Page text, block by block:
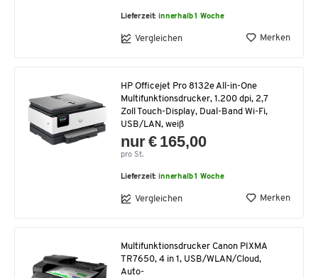
Lieferzeit:innerhalb 1 Woche
Vergleichen Merken
HP Officejet Pro 8132e All-in-One
Multifunktionsdrucker, 1.200 dpi, 2,7
Zoll Touch-Display, Dual-Band Wi-Fi,
USB/LAN, weiß
nur € 165,00
pro St.
Lieferzeit:innerhalb 1 Woche
Vergleichen Merken
Multifunktionsdrucker Canon PIXMA
TR7650, 4 in 1, USB/WLAN/Cloud,
Auto-